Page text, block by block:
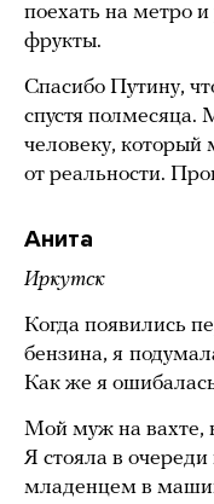
поехать на метро
фрукты.
Спасибо Путину,
спустя полмесяца.
человеку, который
от реальности.
Анита
Иркутск
Когда появились
бензина, я
Как же я
Мой муж на вахте,
Я стояла в
младенцем в